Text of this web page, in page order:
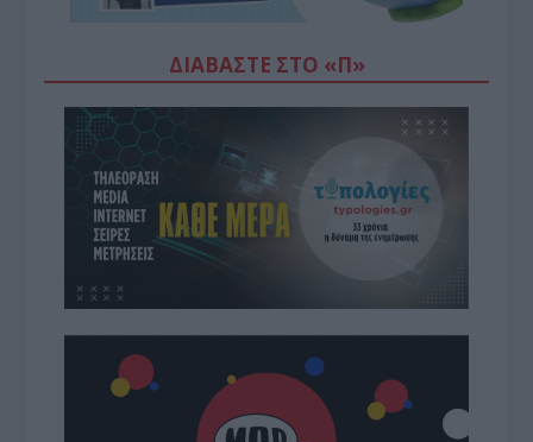
ΔΙΑΒΆΣΤΕ ΣΤΟ «Π»